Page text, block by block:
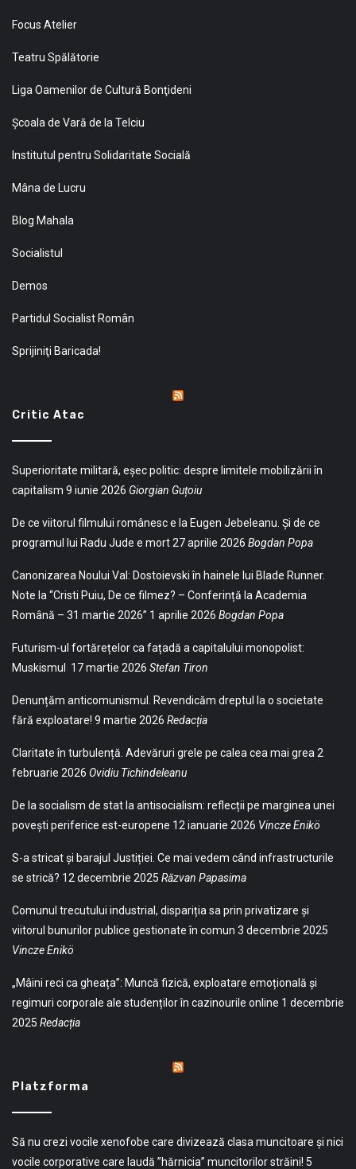
Focus Atelier
Teatru Spălătorie
Liga Oamenilor de Cultură Bonţideni
Şcoala de Vară de la Telciu
Institutul pentru Solidaritate Socială
Mâna de Lucru
Blog Mahala
Socialistul
Demos
Partidul Socialist Român
Sprijiniţi Baricada!
Critic Atac
Superioritate militară, eșec politic: despre limitele mobilizării în
capitalism 9 iunie 2026 Giorgian Guțoiu
De ce viitorul filmului românesc e la Eugen Jebeleanu. Și de ce
programul lui Radu Jude e mort27 aprilie 2026 Bogdan Popa
Canonizarea Noului Val: Dostoievski în hainele lui Blade Runner.
Note la “Cristi Puiu, De ce filmez? – Conferință la Academia
Română – 31 martie 2026” 1 aprilie 2026 Bogdan Popa
Futurism-ul fortărețelor ca fațadă a capitalului monopolist:
Muskismul 17 martie 2026 Stefan Tiron
Denunțăm anticomunismul. Revendicăm dreptul la o societate
fără exploatare! 9 martie 2026 Redacția
Claritate în turbulență. Adevăruri grele pe calea cea mai grea 2
februarie 2026 Ovidiu Tichindeleanu
De la socialism de stat la antisocialism: reflecții pe marginea unei
povești periferice est-europene 12 ianuarie 2026 Vincze Enikö
S-a stricat și barajul Justiției. Ce mai vedem când infrastructurile
se strică? 12 decembrie 2025 Răzvan Papasima
Comunul trecutului industrial, dispariția sa prin privatizare și
viitorul bunurilor publice gestionate în comun 3 decembrie 2025
Vincze Enikö
„Mâini reci ca gheața”: Muncă fizică, exploatare emoțională și
regimuri corporale ale studenților în cazinourile online 1 decembrie
2025 Redacția
Platzforma
Să nu crezi vocile xenofobe care divizează clasa muncitoare și nici
vocile corporative care laudă ”hărnicia” muncitorilor străini! 5